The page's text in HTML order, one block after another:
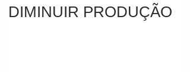
DIMINUIR PRODUÇÃO